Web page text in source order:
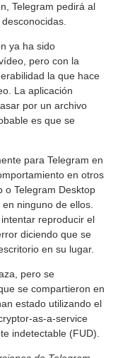
Telegram pedirá al
ya ha sido
pero con la
la que hace
La aplicación
por un archivo
es que se
para Telegram en
en otros
o Telegram Desktop
ninguno de ellos.
reproducir el
diciendo que se
en su lugar.
pero se
se compartieron en
estado utilizando el
as-a-service
indetectable (FUD).